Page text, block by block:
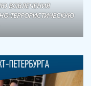
ВОВЛЕЧЕНИЯ
ТЕРРОРИСТИЧЕСКУЮ